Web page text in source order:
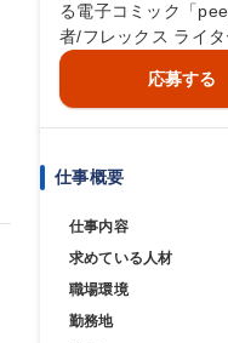
る電子コミック「
者/フレックス ライ
応募する
仕事概要
仕事内容
求めている人材
職場環境
勤務地